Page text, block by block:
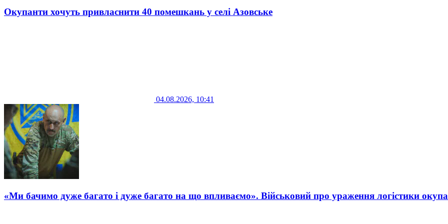
Окупанти хочуть привласнити 40 помешкань у селі Азовське
04.08.2026, 10:41
«Ми бачимо дуже багато і дуже багато на що впливаємо». Військовий про ураження логістики